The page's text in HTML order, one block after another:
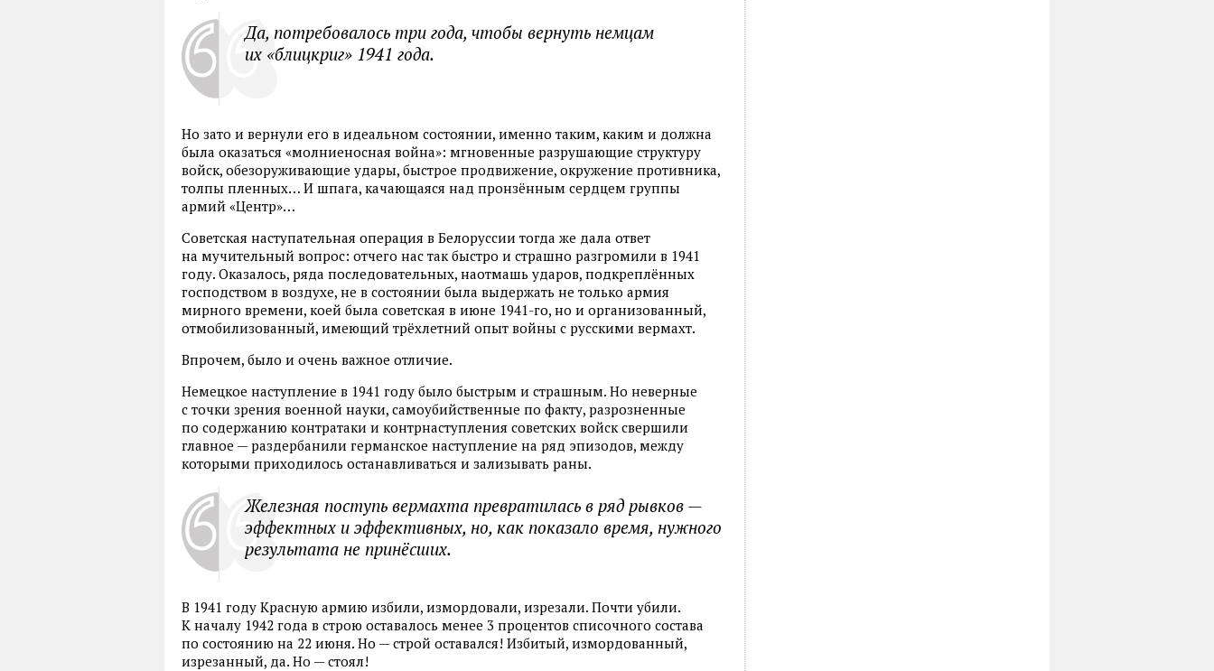
Да, потребовалось три года, чтобы вернуть немцам
их «блицкриг» 1941 года.
Но зато и вернули его в идеальном состоянии, именно таким, каким и должна
была оказаться «молниеносная война»: мгновенные разрушающие структуру
войск, обезоруживающие удары, быстрое продвижение, окружение противника,
толпы пленных… И шпага, качающаяся над пронзённым сердцем группы
армий «Центр»…
Советская наступательная операция в Белоруссии тогда же дала ответ
на мучительный вопрос: отчего нас так быстро и страшно разгромили в 1941
году. Оказалось, ряда последовательных, наотмашь ударов, подкреплённых
господством в воздухе, не в состоянии была выдержать не только армия
мирного времени, коей была советская в июне 1941-го, но и организованный,
отмобилизованный, имеющий трёхлетний опыт войны с русскими вермахт.
Впрочем, было и очень важное отличие.
Немецкое наступление в 1941 году было быстрым и страшным. Но неверные
с точки зрения военной науки, самоубийственные по факту, разрозненные
по содержанию контратаки и контрнаступления советских войск свершили
главное — раздербанили германское наступление на ряд эпизодов, между
которыми приходилось останавливаться и зализывать раны.
Железная поступь вермахта превратилась в ряд рывков —
эффектных и эффективных, но, как показало время, нужного
результата не принёсших.
В 1941 году Красную армию избили, измордовали, изрезали. Почти убили.
К началу 1942 года в строю оставалось менее 3 процентов списочного состава
по состоянию на 22 июня. Но — строй оставался! Избитый, измордованный,
изрезанный, да. Но — стоял!